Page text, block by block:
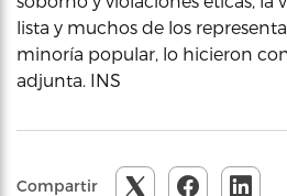
lista y muchos de los
minoría popular, lo hicieron
adjunta. INS
Compartir